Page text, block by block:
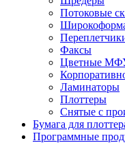
Потоковые
Факсы
Цветные
Ламинаторы
Плоттеры
Снятые с
Бумага для
Программные